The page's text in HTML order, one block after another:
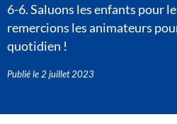
6-6. Saluons les enfants pour
remercions les animateurs
quotidien !
Publié le 2 juillet 2023